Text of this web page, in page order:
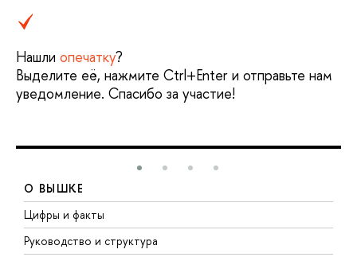
Нашли опечатку?
Выделите её, нажмите Ctrl+Enter и отправьте нам
уведомление. Спасибо за участие!
О ВЫШКЕ
Цифры и факты
Руководство и структура